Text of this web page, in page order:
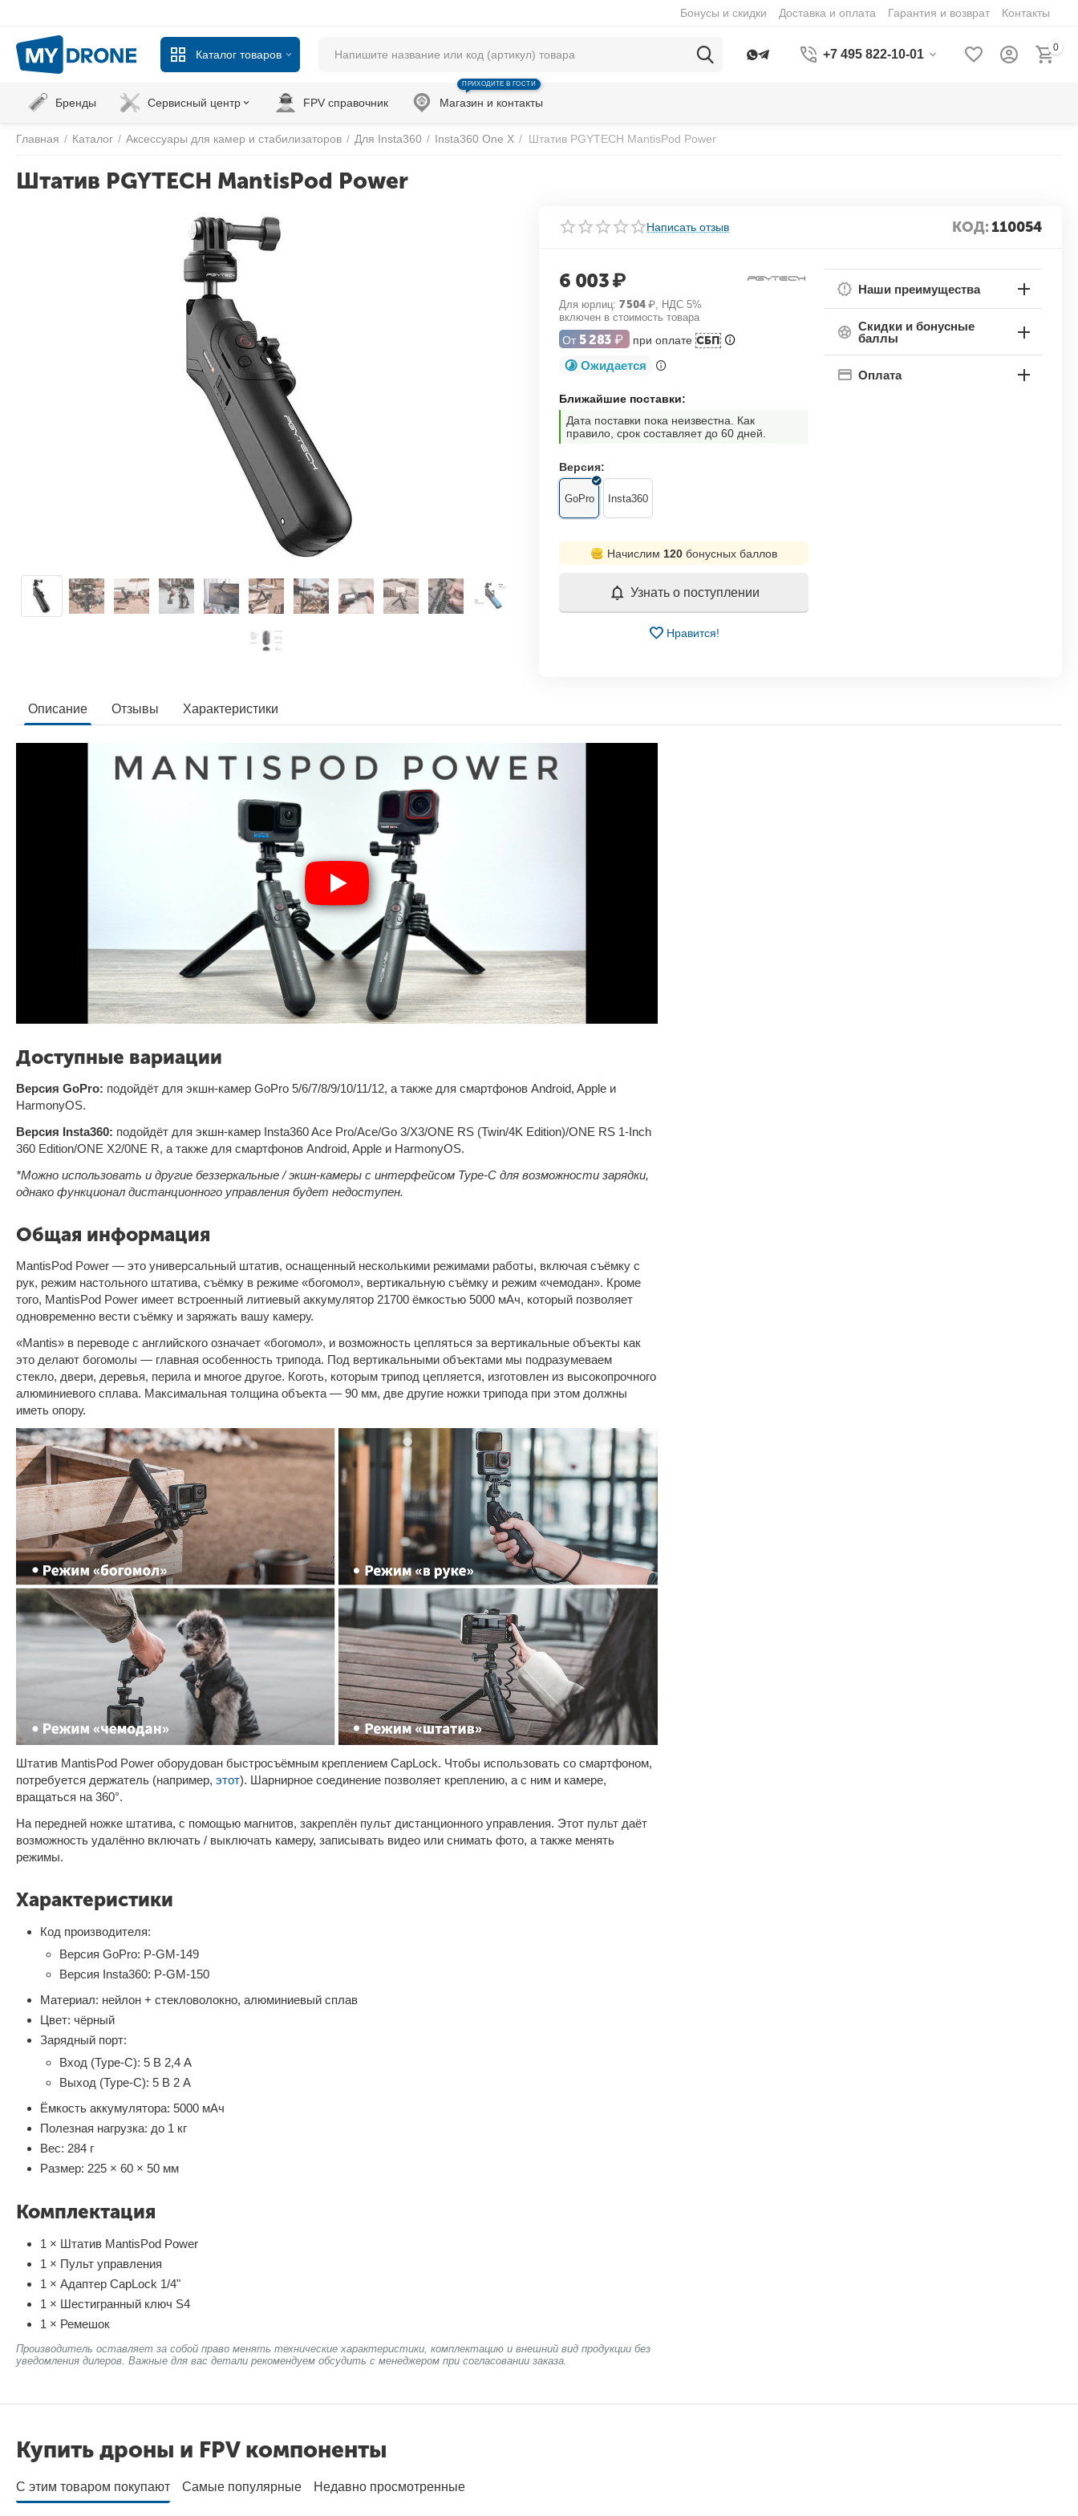
Бонусы и скидки Доставка и оплата Гарантия и возврат Контакты
Каталог товаров +7 495 822-10-01 0
Бренды Сервисный центр FPV справочник Магазин и контакты
ПРИХОДИТЕ В ГОСТИ
Главная / Каталог / Аксессуары для камер и стабилизаторов / Для Insta360 / Insta360 One X / Штатив PGYTECH MantisPod Power
Штатив PGYTECH MantisPod Power
Написать отзыв КОД:110054
6 003₽
Для юрлиц: 7 504 ₽, НДС 5%
включен в стоимость товара
От 5 283 ₽ при оплате СБП
Ожидается
Ближайшие поставки:
Дата поставки пока неизвестна. Как
правило, срок составляет до 60 дней.
Версия:
GoPro Insta360
Начислим 120бонусных баллов
Узнать о поступлении
Нравится!
Наши преимущества
Скидки и бонусные
баллы
Оплата
Описание Отзывы Характеристики
Доступные вариации
Версия GoPro: подойдёт для экшн-камер GoPro 5/6/7/8/9/10/11/12, а также для смартфонов Android, Apple и
HarmonyOS.
Версия Insta360: подойдёт для экшн-камер Insta360 Ace Pro/Ace/Go 3/X3/ONE RS (Twin/4K Edition)/ONE RS 1-Inch
360 Edition/ONE X2/0NE R, а также для смартфонов Android, Apple и HarmonyOS.
*Можно использовать и другие беззеркальные / экшн-камеры с интерфейсом Type-C для возможности зарядки,
однако функционал дистанционного управления будет недоступен.
Общая информация
MantisPod Power — это универсальный штатив, оснащенный несколькими режимами работы, включая съёмку с
рук, режим настольного штатива, съёмку в режиме «богомол», вертикальную съёмку и режим «чемодан». Кроме
того, MantisPod Power имеет встроенный литиевый аккумулятор 21700 ёмкостью 5000 мАч, который позволяет
одновременно вести съёмку и заряжать вашу камеру.
«Mantis» в переводе с английского означает «богомол», и возможность цепляться за вертикальные объекты как
это делают богомолы — главная особенность трипода. Под вертикальными объектами мы подразумеваем
стекло, двери, деревья, перила и многое другое. Коготь, которым трипод цепляется, изготовлен из высокопрочного
алюминиевого сплава. Максимальная толщина объекта — 90 мм, две другие ножки трипода при этом должны
иметь опору.
Штатив MantisPod Power оборудован быстросъёмным креплением CapLock. Чтобы использовать со смартфоном,
потребуется держатель (например, этот). Шарнирное соединение позволяет креплению, а с ним и камере,
вращаться на 360°.
На передней ножке штатива, с помощью магнитов, закреплён пульт дистанционного управления. Этот пульт даёт
возможность удалённо включать / выключать камеру, записывать видео или снимать фото, а также менять
режимы.
Характеристики
Код производителя:
Версия GoPro: P-GM-149
Версия Insta360: P-GM-150
Материал: нейлон + стекловолокно, алюминиевый сплав
Цвет: чёрный
Зарядный порт:
Вход (Type-C): 5 В 2,4 А
Выход (Type-C): 5 В 2 А
Ёмкость аккумулятора: 5000 мАч
Полезная нагрузка: до 1 кг
Вес: 284 г
Размер: 225 × 60 × 50 мм
Комплектация
1 × Штатив MantisPod Power
1 × Пульт управления
1 × Адаптер CapLock 1/4"
1 × Шестигранный ключ S4
1 × Ремешок
Производитель оставляет за собой право менять технические характеристики, комплектацию и внешний вид продукции без
уведомления дилеров. Важные для вас детали рекомендуем обсудить с менеджером при согласовании заказа.
Купить дроны и FPV компоненты
С этим товаром покупают Самые популярные Недавно просмотренные